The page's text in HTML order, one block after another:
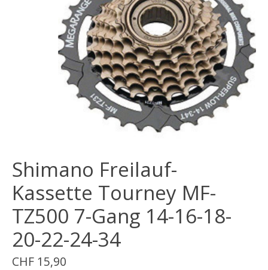
Shimano Freilauf-
Kassette Tourney MF-
TZ500 7-Gang 14-16-18-
20-22-24-34
CHF 15,90